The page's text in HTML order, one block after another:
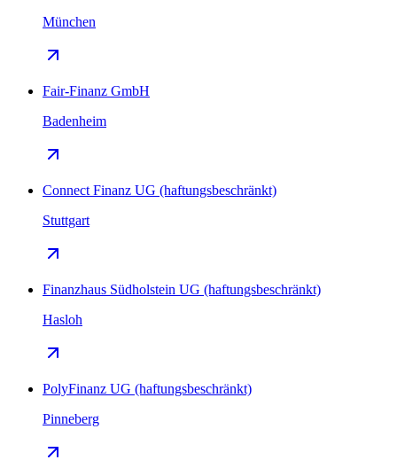
München
Fair-Finanz GmbH
Badenheim
Connect Finanz UG (haftungsbeschränkt)
Stuttgart
Finanzhaus Südholstein UG (haftungsbeschränkt)
Hasloh
PolyFinanz UG (haftungsbeschränkt)
Pinneberg